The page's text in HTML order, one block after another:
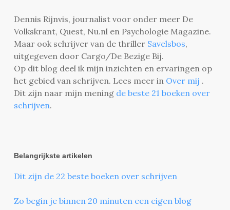
Dennis Rijnvis, journalist voor onder meer De
Volkskrant, Quest, Nu.nl en Psychologie Magazine.
Maar ook schrijver van de thriller Savelsbos,
uitgegeven door Cargo/De Bezige Bij.
Op dit blog deel ik mijn inzichten en ervaringen op
het gebied van schrijven. Lees meer in Over mij .
Dit zijn naar mijn mening de beste 21 boeken over
schrijven.
Belangrijkste artikelen
Dit zijn de 22 beste boeken over schrijven
Zo begin je binnen 20 minuten een eigen blog